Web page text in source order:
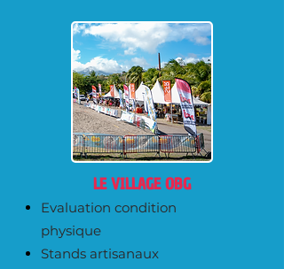
LE VILLAGE OBG
Evaluation condition
physique
Stands artisanaux